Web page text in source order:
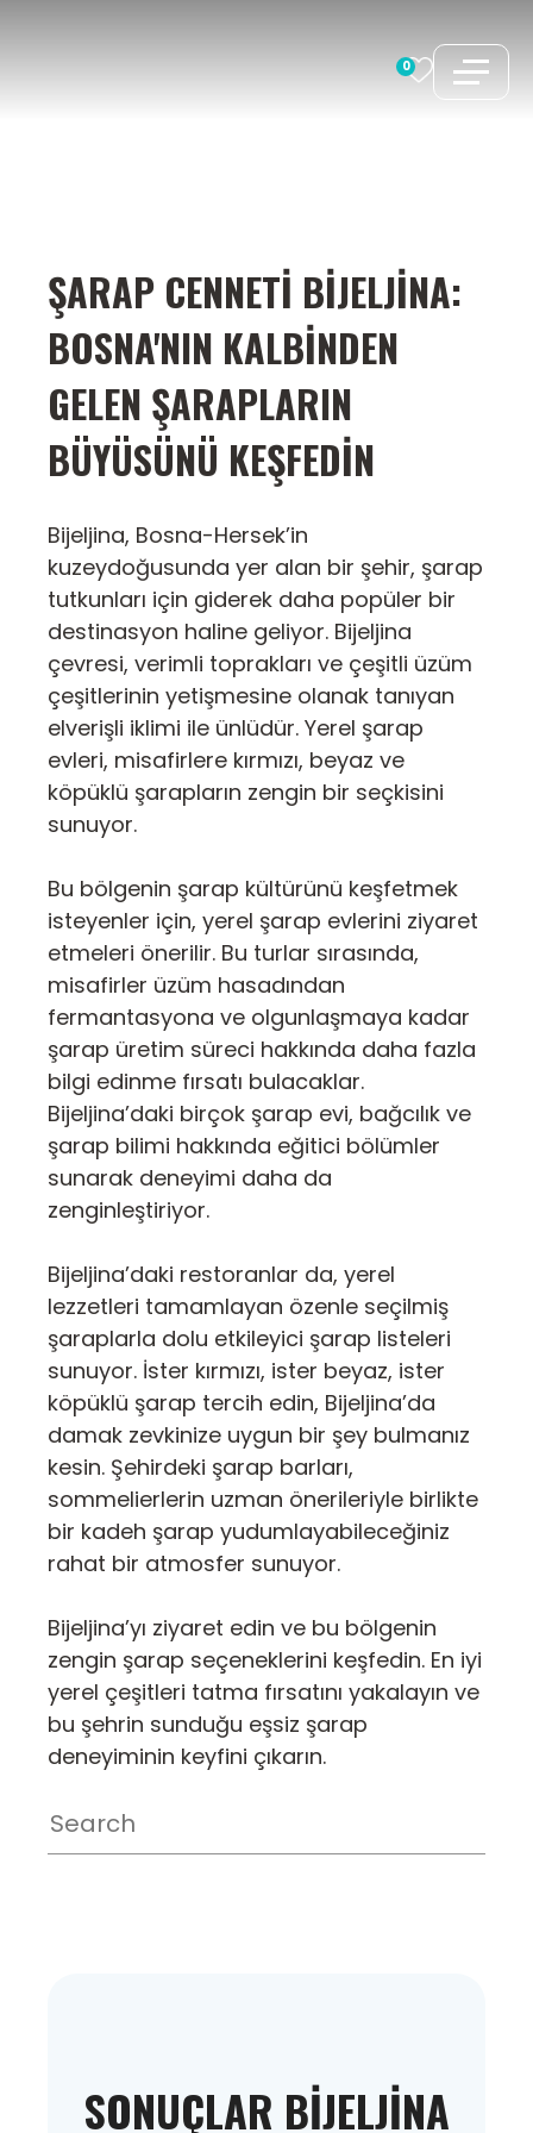
0
ŞARAP CENNETI BIJELJINA:
BOSNA'NIN KALBINDEN
GELEN ŞARAPLARIN
BÜYÜSÜNÜ KEŞFEDIN
Bijeljina, Bosna-Hersek’in
kuzeydoğusunda yer alan bir şehir, şarap
tutkunları için giderek daha popüler bir
destinasyon haline geliyor. Bijeljina
çevresi, verimli toprakları ve çeşitli üzüm
çeşitlerinin yetişmesine olanak tanıyan
elverişli iklimi ile ünlüdür. Yerel şarap
evleri, misafirlere kırmızı, beyaz ve
köpüklü şarapların zengin bir seçkisini
sunuyor.
Bu bölgenin şarap kültürünü keşfetmek
isteyenler için, yerel şarap evlerini ziyaret
etmeleri önerilir. Bu turlar sırasında,
misafirler üzüm hasadından
fermantasyona ve olgunlaşmaya kadar
şarap üretim süreci hakkında daha fazla
bilgi edinme fırsatı bulacaklar.
Bijeljina’daki birçok şarap evi, bağcılık ve
şarap bilimi hakkında eğitici bölümler
sunarak deneyimi daha da
zenginleştiriyor.
Bijeljina’daki restoranlar da, yerel
lezzetleri tamamlayan özenle seçilmiş
şaraplarla dolu etkileyici şarap listeleri
sunuyor. İster kırmızı, ister beyaz, ister
köpüklü şarap tercih edin, Bijeljina’da
damak zevkinize uygun bir şey bulmanız
kesin. Şehirdeki şarap barları,
sommelierlerin uzman önerileriyle birlikte
bir kadeh şarap yudumlayabileceğiniz
rahat bir atmosfer sunuyor.
Bijeljina’yı ziyaret edin ve bu bölgenin
zengin şarap seçeneklerini keşfedin. En iyi
yerel çeşitleri tatma fırsatını yakalayın ve
bu şehrin sunduğu eşsiz şarap
deneyiminin keyfini çıkarın.
SONUÇLAR BIJELJINA